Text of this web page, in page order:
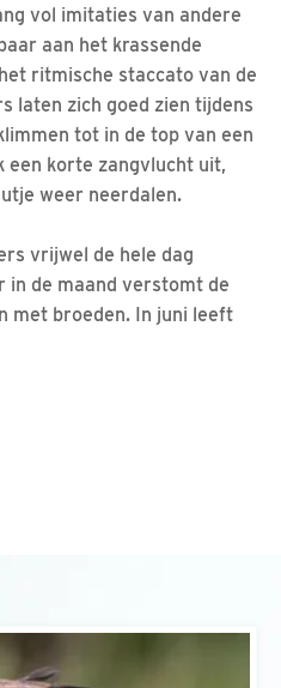
vol imitaties van andere
aan het krassende
ritmische staccato van de
laten zich goed zien tijdens
tot in de top van een
een korte zangvlucht uit,
weer neerdalen.
vrijwel de hele dag
in de maand verstomt de
met broeden. In juni leeft